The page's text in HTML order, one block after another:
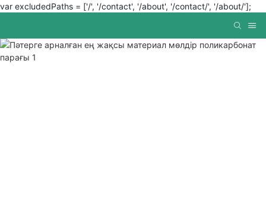
var excludedPaths = ['/', '/contact', '/about', '/contact/', '/about/'];